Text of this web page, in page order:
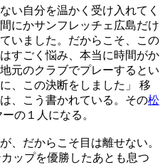
い自分を温かく受け入れてく
にかサンフレッチェ広島だけ
いました。だからこそ、この
すごく悩み、本当に時間がか
元のクラブでプレーするとい
、この決断をしました」 移
、こう書かれている。その松
の１人になる。
、だからこそ目は離せない。
ップを優勝したあとも息つ